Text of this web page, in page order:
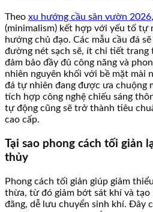
Theo xu hướng cầu sân vườn 2026
(minimalism) kết hợp với yếu tố tự
hướng chủ đạo. Các mẫu cầu đá
đường nét sạch sẽ, ít chi tiết trang
đảm bảo đầy đủ công năng và
nhiên nguyên khối với bề mặt mài
đá tự nhiên đang được ưa chuộng
tích hợp công nghệ chiếu sáng
tự động cũng sẽ trở thành tiêu
cao cấp.
Tại sao phong cách tối giản
thủy
Phong cách tối giản giúp giảm
thừa, từ đó giảm bớt sát khí và tạo
đãng, dễ lưu chuyển sinh khí. Đây